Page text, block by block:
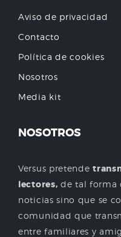
Aviso de privacidad
Contacto
Política de cookies
Nosotros
Media kit
NOSOTROS
Versus pretende
lectores, de tal forma
noticias sino que se
comunidad que
entre familiares y